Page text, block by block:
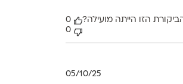
הזו הייתה מועילה?
0
0
תאריך05/10/25